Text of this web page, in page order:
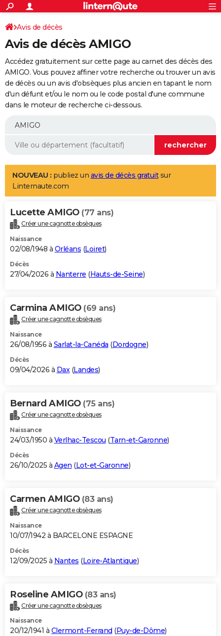
ACTUALITÉS
Politique
Société
Faits Divers
Education
Monde
Villes
+
SPORT
Coupe du monde 2026
Football
Tennis
Cyclisme
Rugby
Forum
Programme TV
TNT
Streaming
Cinéma
Sorties cinéma
Musique
+
FINANCE
Retraite
Impôts
Epargne
Immobilier
Risques naturels par ville
Banque
Assurance
Crédit
AUTO
Essais
Réserver un essai
Citadines
Berlines
SUV
Forum auto
+
Mobiles
Meilleur smartphone
Internet
Ordinateurs
Jeux vidéo
Guide high-tech
Aménagement intérieur
LIFESTYLE
Art de vivre
Bien-être
Loisirs
Mode
Modes de vie
Alimentation
Guide de la santé
Maladies
Médicaments
Sommeil
VOYAGE
Destinations
City break
Voyage nature
Voyage de noces
Forum
Climat
+PHOTO
GUIDES D'ACHAT
BONS PLANS
Carte de Noël
Carte Bonne année
Carte Saint-Valentin
Carte Pâques
Carte d'anniversaire
DICTIONNAIRE
Dictionnaire
Biographies
Citations
Expressions
Proverbes
PROGRAMME TV
S'inscrire
Se connecter
Lycées
Collèges
Primaires
Universités
Entreprises
Service militaire
Avis de recherche
AVIS DE DÉCÈS
Bricolage
Lifestyle
Culture
Sport
Auto
Television
Voyage
Cinema
Avis de décès
Avis de décès AMIGO
Accédez gratuitement sur cette page au carnet des décès des
AMIGO. Vous pouvez affiner votre recherche ou trouver un avis
de décès ou un avis d'obsèques plus ancien en tapant le nom
d'un défunt et/ou le nom ou le code postal d'une commune
dans le moteur de recherche ci-dessous.
NOUVEAU : publiez un avis de décès gratuitsur
Linternaute.com
Lucette AMIGO (77 ans)
Créer une cagnotte obsèques
Naissance
02/08/1948 à Orléans (Loiret)
Décès
27/04/2026 à Nanterre (Hauts-de-Seine)
Carmina AMIGO (69 ans)
Créer une cagnotte obsèques
Naissance
26/08/1956 à Sarlat-la-Canéda (Dordogne)
Décès
09/04/2026 à Dax(Landes)
Bernard AMIGO (75 ans)
Créer une cagnotte obsèques
Naissance
24/03/1950 à Verlhac-Tescou (Tarn-et-Garonne)
Décès
26/10/2025 à Agen (Lot-et-Garonne)
Carmen AMIGO (83 ans)
Créer une cagnotte obsèques
Naissance
10/07/1942 à BARCELONE ESPAGNE
Décès
12/09/2025 à Nantes (Loire-Atlantique)
Roseline AMIGO (83 ans)
Créer une cagnotte obsèques
Naissance
20/12/1941 à Clermont-Ferrand (Puy-de-Dôme)